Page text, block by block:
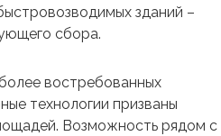
зданий –
сбора.
востребованных
технологии призваны
Возможность рядом с